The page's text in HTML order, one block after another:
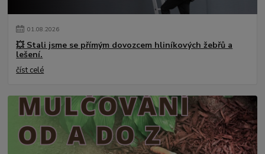
01.08.2026
💥 Stali jsme se přímým dovozcem hliníkových žebřů a
lešení.
číst celé